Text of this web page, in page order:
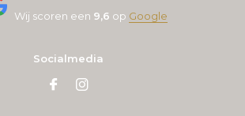
Wij scoren een 9,6 op Google
Socialmedia